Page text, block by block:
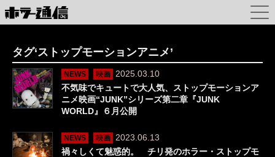
タグ‘ストップモーションアニメ’
NEWS 映画
2025.03.10
不気味でキュートで大人気、ストップモーションア
ニメ映画“JUNK”シリーズ第二章『JUNK
WORLD』６月公開
NEWS 映画
2023.06.13
禍々しくて魅惑的。 チリ発のホラー・ストップモ